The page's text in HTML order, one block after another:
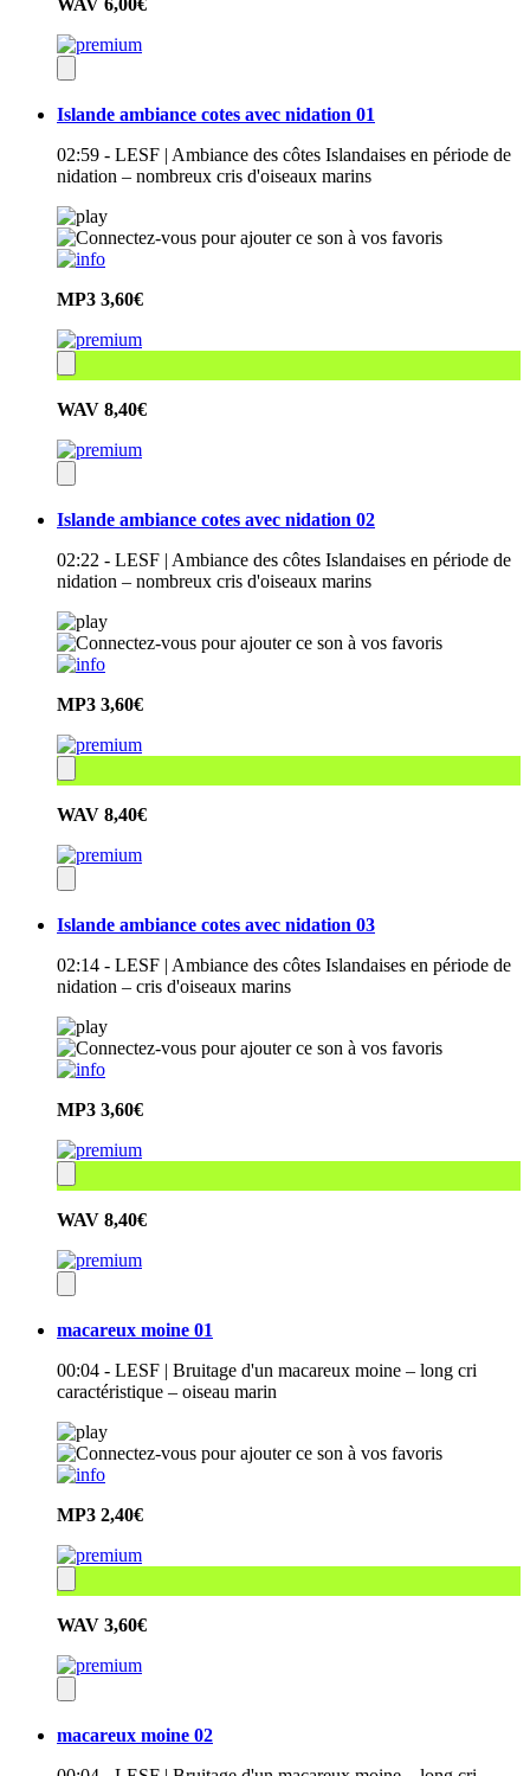
WAV 6,00€
Islande ambiance cotes avec nidation 01
02:59 - LESF | Ambiance des côtes Islandaises en période de
nidation – nombreux cris d'oiseaux marins
MP3 3,60€
WAV 8,40€
Islande ambiance cotes avec nidation 02
02:22 - LESF | Ambiance des côtes Islandaises en période de
nidation – nombreux cris d'oiseaux marins
MP3 3,60€
WAV 8,40€
Islande ambiance cotes avec nidation 03
02:14 - LESF | Ambiance des côtes Islandaises en période de
nidation – cris d'oiseaux marins
MP3 3,60€
WAV 8,40€
macareux moine 01
00:04 - LESF | Bruitage d'un macareux moine – long cri
caractéristique – oiseau marin
MP3 2,40€
WAV 3,60€
macareux moine 02